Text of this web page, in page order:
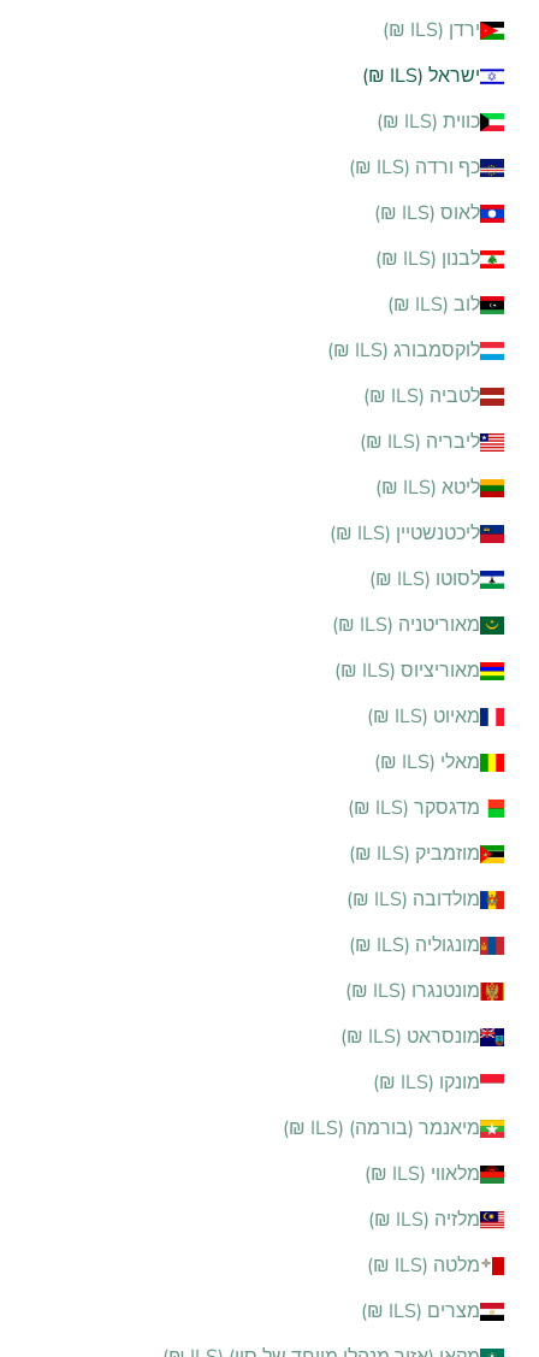
ירדן (ILS ₪)
ישראל (ILS ₪)
כווית (ILS ₪)
כף ורדה (ILS ₪)
לאוס (ILS ₪)
לבנון (ILS ₪)
לוב (ILS ₪)
לוקסמבורג (ILS ₪)
לטביה (ILS ₪)
ליבריה (ILS ₪)
ליטא (ILS ₪)
ליכטנשטיין (ILS ₪)
לסוטו (ILS ₪)
מאוריטניה (ILS ₪)
מאוריציוס (ILS ₪)
מאיוט (ILS ₪)
מאלי (ILS ₪)
מדגסקר (ILS ₪)
מוזמביק (ILS ₪)
מולדובה (ILS ₪)
מונגוליה (ILS ₪)
מונטנגרו (ILS ₪)
מונסראט (ILS ₪)
מונקו (ILS ₪)
מיאנמר (בורמה) (ILS ₪)
מלאווי (ILS ₪)
מלזיה (ILS ₪)
מלטה (ILS ₪)
מצרים (ILS ₪)